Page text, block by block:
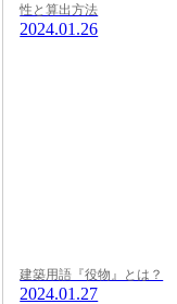
性と算出方法
2024.01.26
建築用語『役物』とは？
2024.01.27